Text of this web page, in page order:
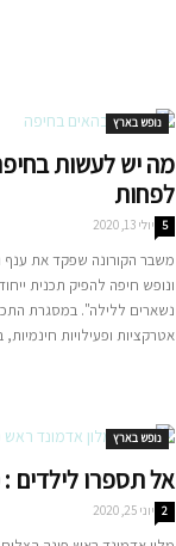
נופש בארץ
מה יש לעשות
לפחות
יולי 13, 2020 5
משבר הקורונה שפקד את ענף
ונופש חיפה להפיק תכנית
נשארים ללילה". במסגרת
אטרקציות ופעילויות
נופש בארץ
אל תספרו לילדים
יוני 25, 2020 2